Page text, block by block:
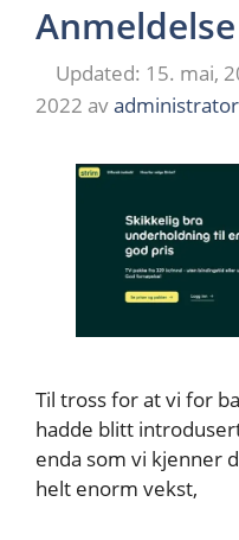
15. mai,
2022 av
Til tross for at vi for
hadde blitt
enda som vi kjenner
helt enorm vekst,